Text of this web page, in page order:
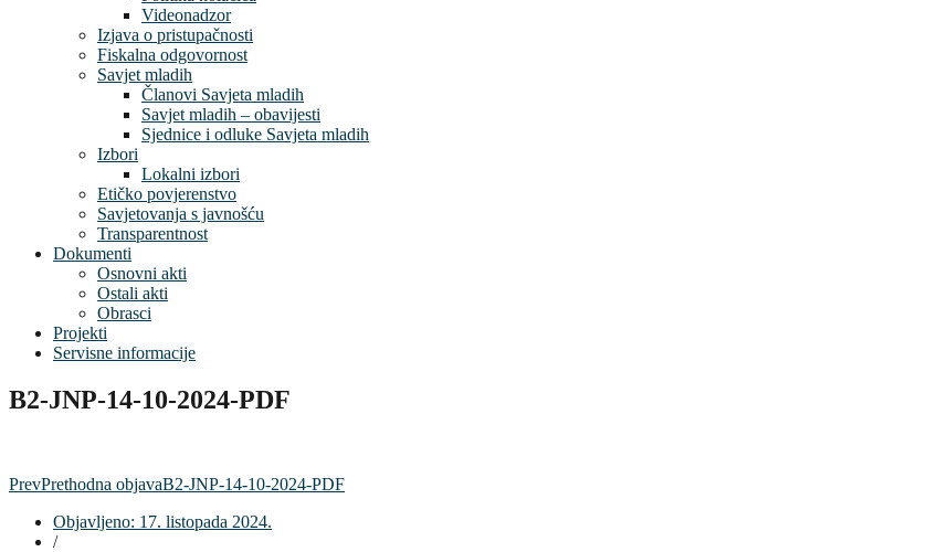
Videonadzor
Izjava o pristupačnosti
Fiskalna odgovornost
Savjet mladih
Članovi Savjeta mladih
Savjet mladih – obavijesti
Sjednice i odluke Savjeta mladih
Izbori
Lokalni izbori
Etičko povjerenstvo
Savjetovanja s javnošću
Transparentnost
Dokumenti
Osnovni akti
Ostali akti
Obrasci
Projekti
Servisne informacije
B2-JNP-14-10-2024-PDF
PrevPrethodna objavaB2-JNP-14-10-2024-PDF
Objavljeno: 17. listopada 2024.
/